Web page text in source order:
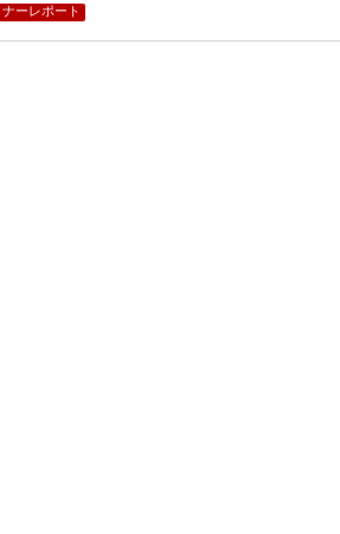
ーレポート